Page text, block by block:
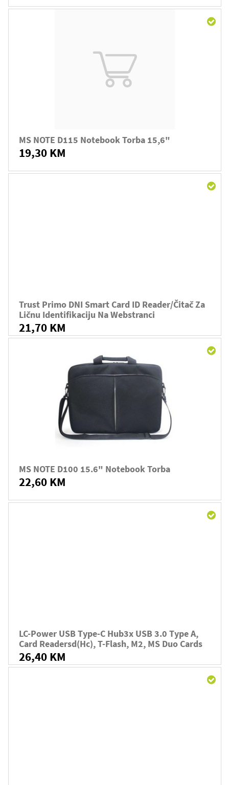
MS NOTE D115 Notebook Torba 15,6"
19,30 KM
Trust Primo DNI Smart Card ID Reader/čitač Za
Ličnu Identifikaciju Na Webstranci
21,70 KM
MS NOTE D100 15.6" Notebook Torba
22,60 KM
LC-Power USB Type-C Hub3x USB 3.0 Type A,
Card Readersd(hc), T-Flash, M2, MS Duo Cards
26,40 KM